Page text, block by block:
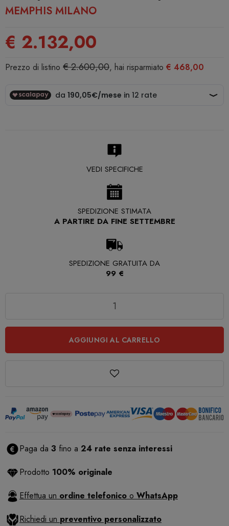
MEMPHIS MILANO
€ 2.132,00
Prezzo di listino € 2.600,00, hai risparmiato € 468,00
VEDI SPECIFICHE
SPEDIZIONE STIMATA
A PARTIRE DA FINE SETTEMBRE
SPEDIZIONE GRATUITA DA
99 €
AGGIUNGI AL CARRELLO
Paga da 3 fino a 24 rate senza interessi
Prodotto 100% originale
Effettua un ordine telefonico o WhatsApp
Richiedi un preventivo personalizzato